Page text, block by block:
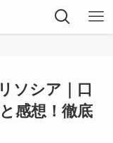
ソシア｜口
感想！徹底